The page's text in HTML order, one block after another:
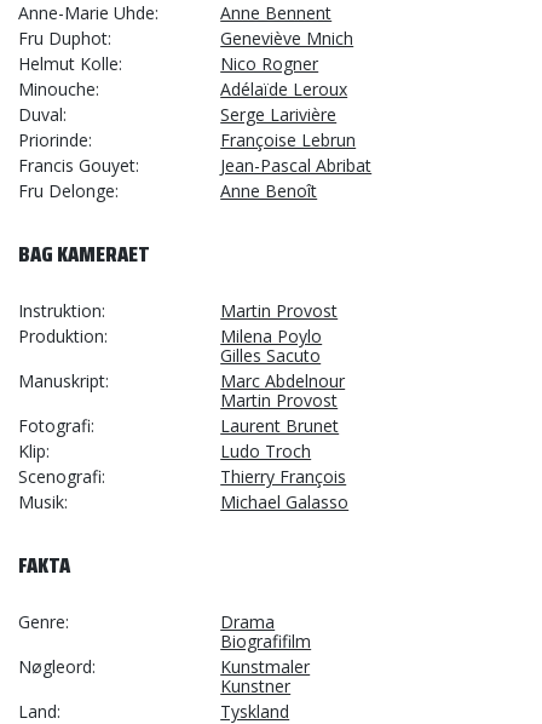
Anne-Marie Uhde
Anne Bennent
Fru Duphot
Geneviève Mnich
Helmut Kolle
Nico Rogner
Minouche
Adélaïde Leroux
Duval
Serge Larivière
Priorinde
Françoise Lebrun
Francis Gouyet
Jean-Pascal Abribat
Fru Delonge
Anne Benoît
BAG KAMERAET
Instruktion
Martin Provost
Produktion
Milena Poylo
Gilles Sacuto
Manuskript
Marc Abdelnour
Martin Provost
Fotografi
Laurent Brunet
Klip
Ludo Troch
Scenografi
Thierry François
Musik
Michael Galasso
FAKTA
Genre
Drama
Biografifilm
Nøgleord
Kunstmaler
Kunstner
Land
Tyskland